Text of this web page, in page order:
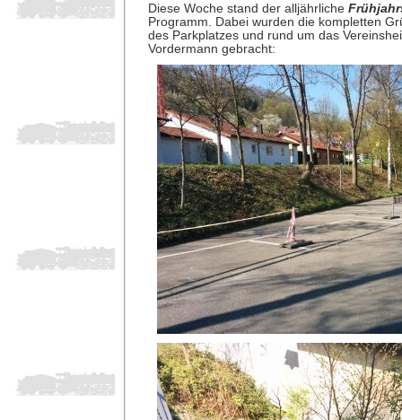
Diese Woche stand der alljährliche
Programm. Dabei wurden die kompletten
des Parkplatzes und rund um das
Vordermann gebracht: